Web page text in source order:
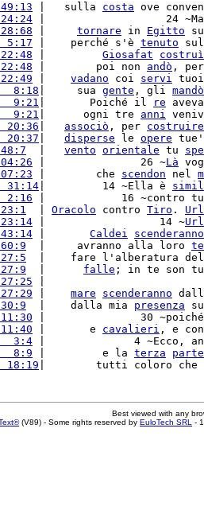
|   sulla costa ove
|                   24
tornare in Egitto
5:17 |    perché s'è tenuto
Giosafat
costruì
|        poi non andò ,
vadano coi servi
8:18 |     sua gente , gli mandò
9:21 |       Poiché il re
9:21 |      ogni tre anni
20:36 associò , per costruire
20:37 disperse le opere
vento orientale tu
|               26 ~Là
|        che scendon nel
31:14 |         14 ~Ella è
|            16 ~contro
Oracolo contro Tiro .
|                  14 ~
Caldei
scenderanno
  |     avranno alla loro
|    fare l'alberatura
falle ; in te son
mare scenderanno
  |    dalla mia
presenza
|               30
|       e cavalieri , e
3:4 |              4 ~Ecco,
8:9 |         e la terza
parte
18:19 |        tutti coloro che
Best viewed with any
(V89) - Some rights reserved by EuloTech SRL -